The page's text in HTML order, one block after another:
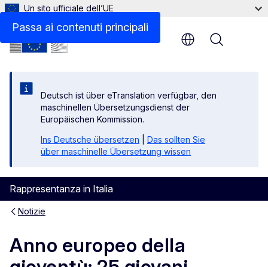
Passa ai contenuti principali
Un sito ufficiale dell’UE
Deutsch ist über eTranslation verfügbar, den
maschinellen Übersetzungsdienst der
Europäischen Kommission.
Ins Deutsche übersetzen
Das sollten Sie
über maschinelle Übersetzung wissen
Rappresentanza in Italia
Menu
Notizie
Anno europeo della